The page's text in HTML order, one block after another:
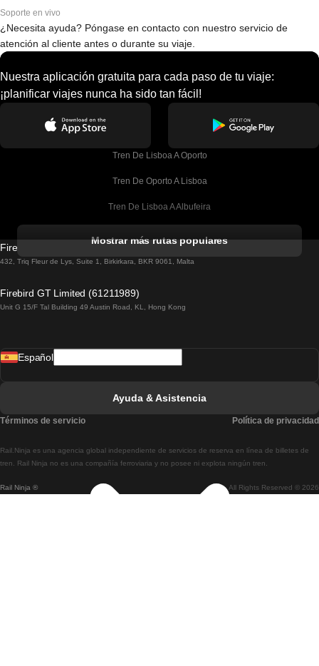
Soporte en vivo
¿Necesita ayuda? Póngase en contacto con nuestro servicio de
atención al cliente antes o durante su viaje.
Nuestra aplicación gratuita para cada paso de tu viaje:
¡planificar viajes nunca ha sido tan fácil!
Tren De Lisboa A Oporto
Tren De Oporto A Lisboa
Tren De Lisboa A Albufeira
Tren De Lisboa A Lagos
Tren De Lisboa A Madrid
Tren De Lisboa A Braga
Tren De Braga A Lisboa
Mostrar más rutas populares
Firebird GT Limited (OC 1451)
432, Triq Fleur de Lys, Suite 1, Birkirkara, BKR 9061, Malta
Firebird GT Limited (61211989)
Unit G 15/F Tal Building 49 Austin Road, KL, Hong Kong
Rail Ninja ® All Rights Reserved © 2026
Rail.Ninja es una agencia global independiente de servicios de reserva en línea de billetes de
tren. Rail Ninja no es una compañía ferroviaria y no posee ni explota ningún tren.
Español
Ayuda & Asistencia
Términos de servicio Política de privacidad